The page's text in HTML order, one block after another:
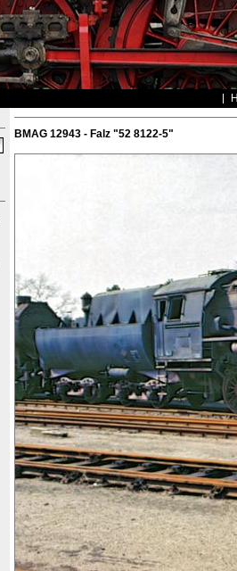
BMAG 12943 - Falz "52 8122-5"